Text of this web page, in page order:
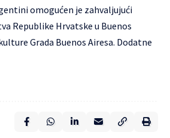
omogućen je zahvaljujući
Republike Hrvatske u Buenos
Grada Buenos Airesa. Dodatne